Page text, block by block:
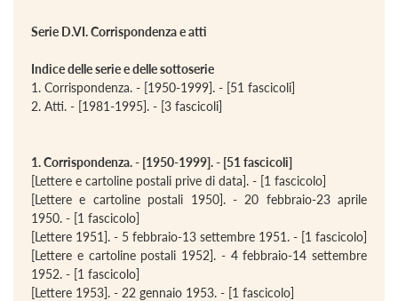
Serie D.VI. Corrispondenza e atti
Indice delle serie e delle sottoserie
1. Corrispondenza. - [1950-1999]. - [51 fascicoli]
2. Atti. - [1981-1995]. - [3 fascicoli]
1. Corrispondenza. - [1950-1999]. - [51 fascicoli]
[Lettere e cartoline postali prive di data]. - [1 fascicolo]
[Lettere e cartoline postali 1950]. - 20 febbraio-23 aprile
1950. - [1 fascicolo]
[Lettere 1951]. - 5 febbraio-13 settembre 1951. - [1 fascicolo]
[Lettere e cartoline postali 1952]. - 4 febbraio-14 settembre
1952. - [1 fascicolo]
[Lettere 1953]. - 22 gennaio 1953. - [1 fascicolo]